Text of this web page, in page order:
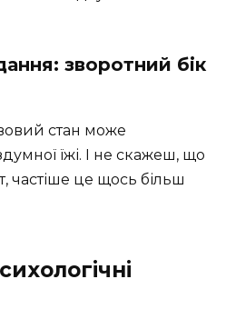
зворотний бік
стан може
їжі. І не скажеш, що
частіше це щось більш